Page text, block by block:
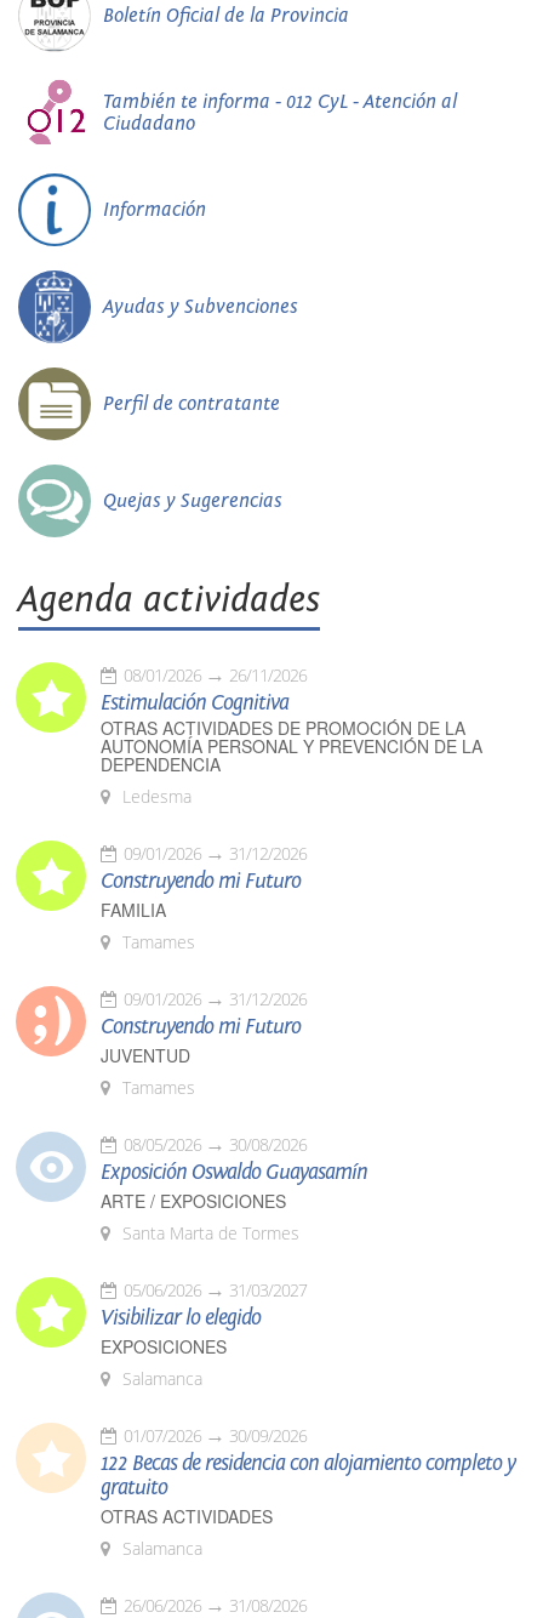
Boletín Oficial de la Provincia
También te informa - 012 CyL - Atención al
Ciudadano
Información
Ayudas y Subvenciones
Perfil de contratante
Quejas y Sugerencias
Agenda actividades
08/01/2026 26/11/2026
Estimulación Cognitiva
OTRAS ACTIVIDADES DE PROMOCIÓN DE LA
AUTONOMÍA PERSONAL Y PREVENCIÓN DE LA
DEPENDENCIA
Ledesma
09/01/2026 31/12/2026
Construyendo mi Futuro
FAMILIA
Tamames
09/01/2026 31/12/2026
Construyendo mi Futuro
JUVENTUD
Tamames
08/05/2026 30/08/2026
Exposición Oswaldo Guayasamín
ARTE / EXPOSICIONES
Santa Marta de Tormes
05/06/2026 31/03/2027
Visibilizar lo elegido
EXPOSICIONES
Salamanca
01/07/2026 30/09/2026
122 Becas de residencia con alojamiento completo y
gratuito
OTRAS ACTIVIDADES
Salamanca
26/06/2026 31/08/2026